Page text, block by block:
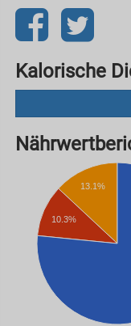
Kalorische
13.1%
10.3%